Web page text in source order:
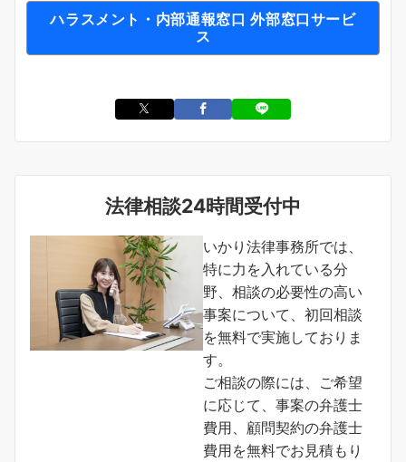
ハラスメント・内部通報窓口 外部窓口サービ
ス
法律相談24時間受付中
いかり法律事務所では、
特に力を入れている分
野、相談の必要性の高い
事案について、初回相談
を無料で実施しておりま
す。
ご相談の際には、ご希望
に応じて、事案の弁護士
費用、顧問契約の弁護士
費用を無料でお見積もり